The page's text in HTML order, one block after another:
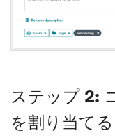
ステップ 2:
を割り当てる